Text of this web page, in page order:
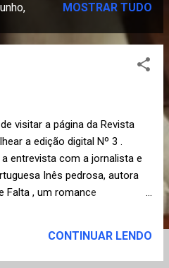
MOSTRAR TUDO
visitar a página da Revista
a edição digital Nº 3 .
entrevista com a jornalista e
Inês pedrosa, autora
Falta , um romance
os países lusófonos
Cabo Verde, Guiné Bissau,
CONTINUAR LENDO